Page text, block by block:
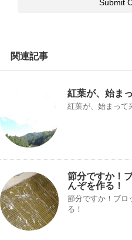
関連記事
紅葉が、始ま
紅葉が、始まって
節分ですか！
んぞを作る！
節分ですか！ブロ
る！